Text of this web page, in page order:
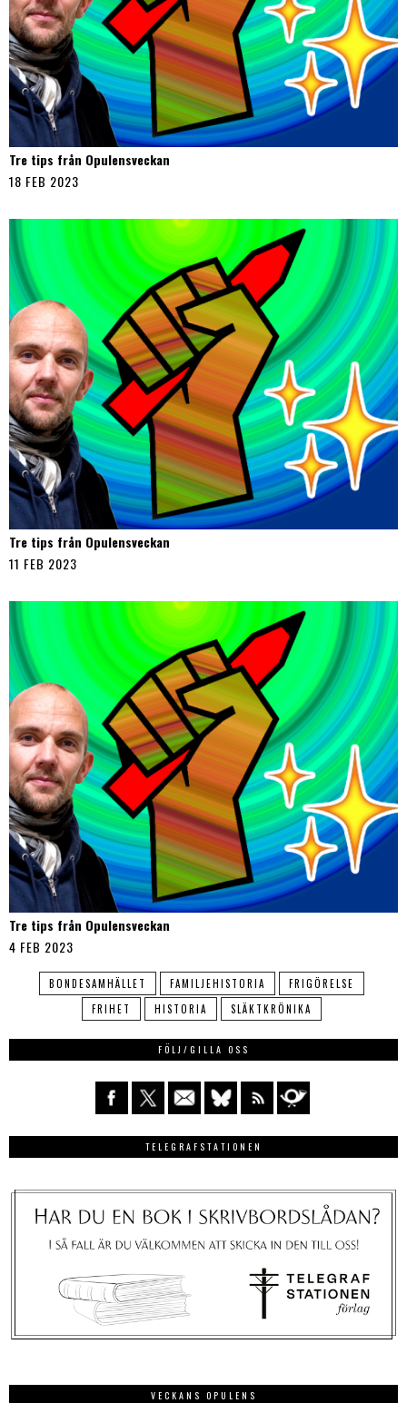
Tre tips från Opulensveckan
18 FEB 2023
Tre tips från Opulensveckan
11 FEB 2023
Tre tips från Opulensveckan
4 FEB 2023
BONDESAMHÄLLET FAMILJEHISTORIA
FRIGÖRELSE
FRIHET
HISTORIA SLÄKTKRÖNIKA
FÖLJ/GILLA OSS
TELEGRAFSTATIONEN
VECKANS OPULENS